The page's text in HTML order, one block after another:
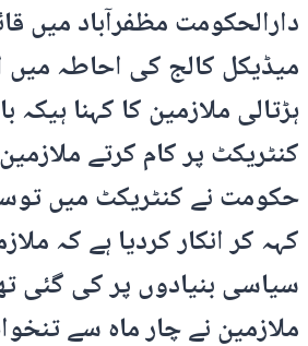
دارالحکومت مظفرآباد میں
میڈیکل کالج کی احاطہ
ہڑتالی ملازمین کا کہنا
کنٹریکٹ پر کام کرتے
حکومت نے کنٹریکٹ میں
کہہ کر انکار کردیا ہے کہ
سیاسی بنیادوں پر کی گئی
ملازمین نے چار ماہ سے